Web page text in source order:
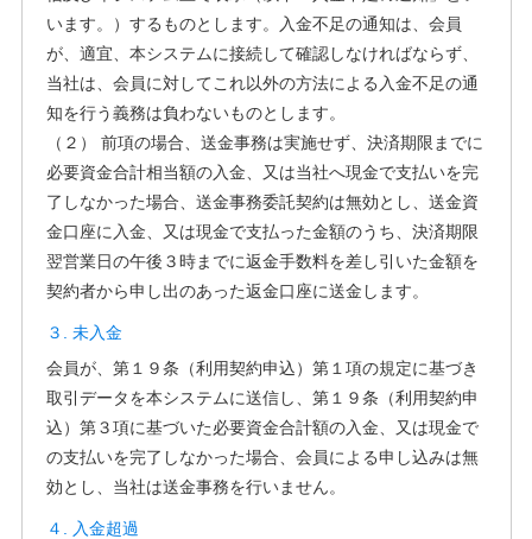
います。）するものとします。入金不足の通知は、会員
が、適宜、本システムに接続して確認しなければならず、
当社は、会員に対してこれ以外の方法による入金不足の通
知を行う義務は負わないものとします。
（２） 前項の場合、送金事務は実施せず、決済期限までに
必要資金合計相当額の入金、又は当社へ現金で支払いを完
了しなかった場合、送金事務委託契約は無効とし、送金資
金口座に入金、又は現金で支払った金額のうち、決済期限
翌営業日の午後３時までに返金手数料を差し引いた金額を
契約者から申し出のあった返金口座に送金します。
３. 未入金
会員が、第１９条（利用契約申込）第１項の規定に基づき
取引データを本システムに送信し、第１９条（利用契約申
込）第３項に基づいた必要資金合計額の入金、又は現金で
の支払いを完了しなかった場合、会員による申し込みは無
効とし、当社は送金事務を行いません。
４. 入金超過